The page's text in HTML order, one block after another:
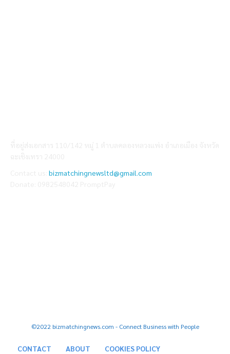
bizmatchingnewsltd@gmail.com
©2022 bizmatchingnews.com - Connect Business with People
CONTACT ABOUT COOKIES POLICY